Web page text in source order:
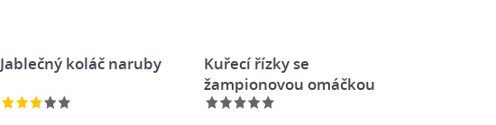
Jablečný koláč naruby
Kuřecí řízky se
žampionovou omáčkou